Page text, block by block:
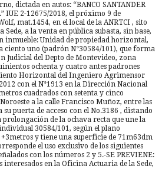
dictada en autos: “BANCO SANTANDER
IUE 2-12675/2018, el próximo 9 de
mat.1454, en el local de la ANRTCI , sito
a la venta en pública subasta, sin base,
inmueble: Unidad de propiedad horizontal,
uno (padrón N°30584/101), que forma
Judicial del Depto de Montevideo, zona
ochenta y cuatro antes padrones
Horizontal del Ingeniero Agrimensor
con el N°1913 en la Dirección Nacional
cuadrados con setenta y cinco
a la calle Francisco Muñoz, entre las
puerta de acceso con el No.3186 , distando
de la ochava recta que une la
30584/101, según el plano
y tiene una superficie de 71m63dm
el uso exclusivo de los siguientes
con los números 2 y 5.-SE PREVIENE:
interesados en la Oficina Actuaria de la Sede,